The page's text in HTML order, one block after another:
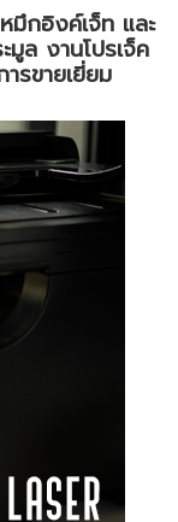
มึกอิงค์เจ็ท และ
ล งานโปรเจ็ค
รขายเยี่ยม